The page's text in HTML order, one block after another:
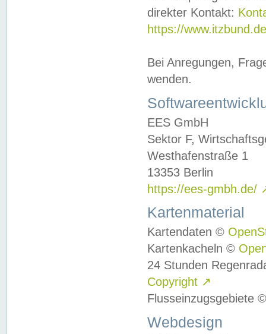
direkter Kontakt:
https://
Bei Anregungen,
wenden.
EES GmbH
Sektor F,
Westhafenstraße 1
13353 Berlin
https://ees-gmbh.de/
Kartenmaterial
Kartendaten ©
Kartenkacheln ©
24 Stunden
Copyright ↗
Flusseinzugsgebiete
Webdesign